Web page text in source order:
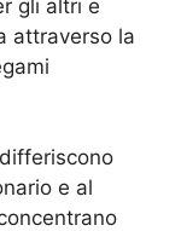
gli altri e
attraverso la
e al